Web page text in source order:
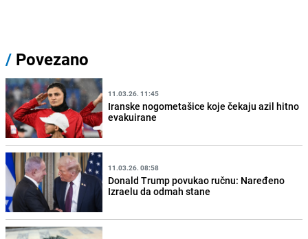
/ Povezano
11.03.26. 11:45
Iranske nogometašice koje čekaju azil hitno
evakuirane
11.03.26. 08:58
Donald Trump povukao ručnu: Naređeno
Izraelu da odmah stane